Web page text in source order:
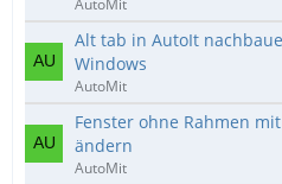
Alt tab in AutoIt
Windows
AutoMit
Fenster ohne Rahmen
ändern
AutoMit